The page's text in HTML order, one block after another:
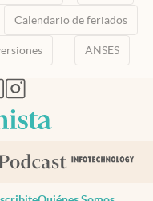
Calendario de feriados
ANSES
pestaña
nueva pestaña
en nueva pestaña
abre en nueva pestaña
abre en nueva pestaña